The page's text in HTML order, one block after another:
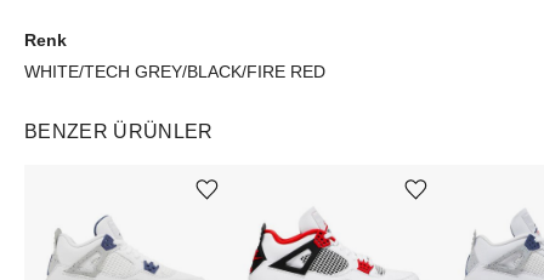
Renk
WHITE/TECH GREY/BLACK/FIRE RED
BENZER ÜRÜNLER
Ürünü istek listesine ekle veya listeden çıkar Ürünü istek listesine ekle veya listeden çıkar